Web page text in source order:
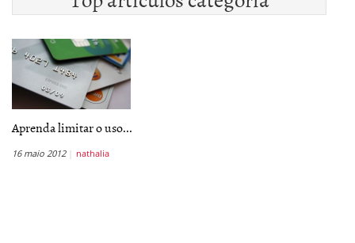
Aprenda limitar o uso...
16 maio 2012 nathalia